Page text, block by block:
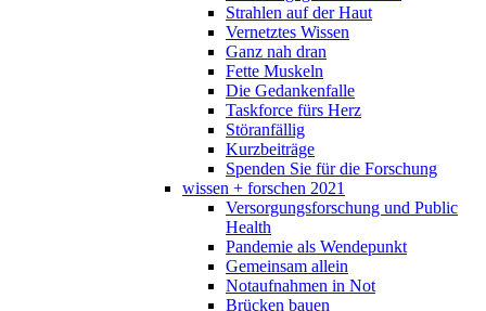
Strahlen auf der Haut
Vernetztes Wissen
Ganz nah dran
Fette Muskeln
Die Gedankenfalle
Taskforce fürs Herz
Störanfällig
Kurzbeiträge
Spenden Sie für die Forschung
wissen + forschen 2021
Versorgungsforschung und Public
Health
Pandemie als Wendepunkt
Gemeinsam allein
Notaufnahmen in Not
Brücken bauen